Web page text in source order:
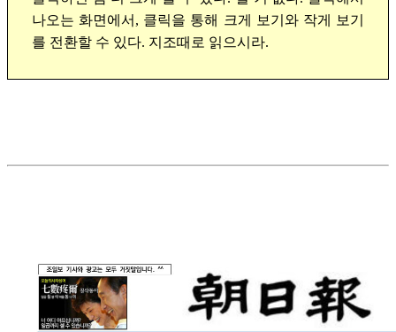
나오는 화면에서, 클릭을 통해 크게 보기와 작게 보기
를 전환할 수 있다. 지조때로 읽으시라.